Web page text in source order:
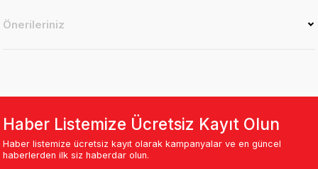
Önerileriniz
Haber Listemize Ücretsiz Kayıt Olun
Haber listemize ücretsiz kayıt olarak kampanyalar ve en güncel
haberlerden ilk siz haberdar olun.